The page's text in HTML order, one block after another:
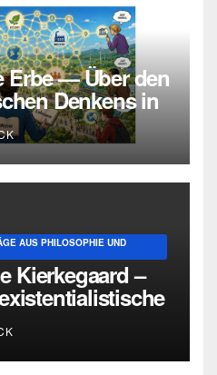
Erbe — Über den
Denkens in
AUS PHILOSOPHIE UND
Kierkegaard –